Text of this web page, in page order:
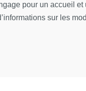
(ATER, doctorants
pour un accueil
sur les